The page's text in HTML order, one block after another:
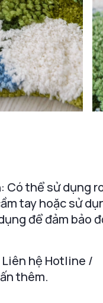
Có thể sử dụng
tay hoặc sử
để đảm bảo
hệ Hotline /
thêm.